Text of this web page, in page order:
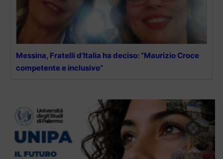
Messina, Fratelli d’Italia ha deciso: “Maurizio Croce
competente e inclusivo”